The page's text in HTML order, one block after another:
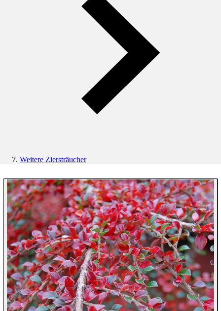
Weitere Ziersträucher